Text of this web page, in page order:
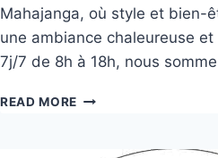
Mahajanga, où style et bien-
une ambiance chaleureuse
7j/7 de 8h à 18h, nous
READ MORE